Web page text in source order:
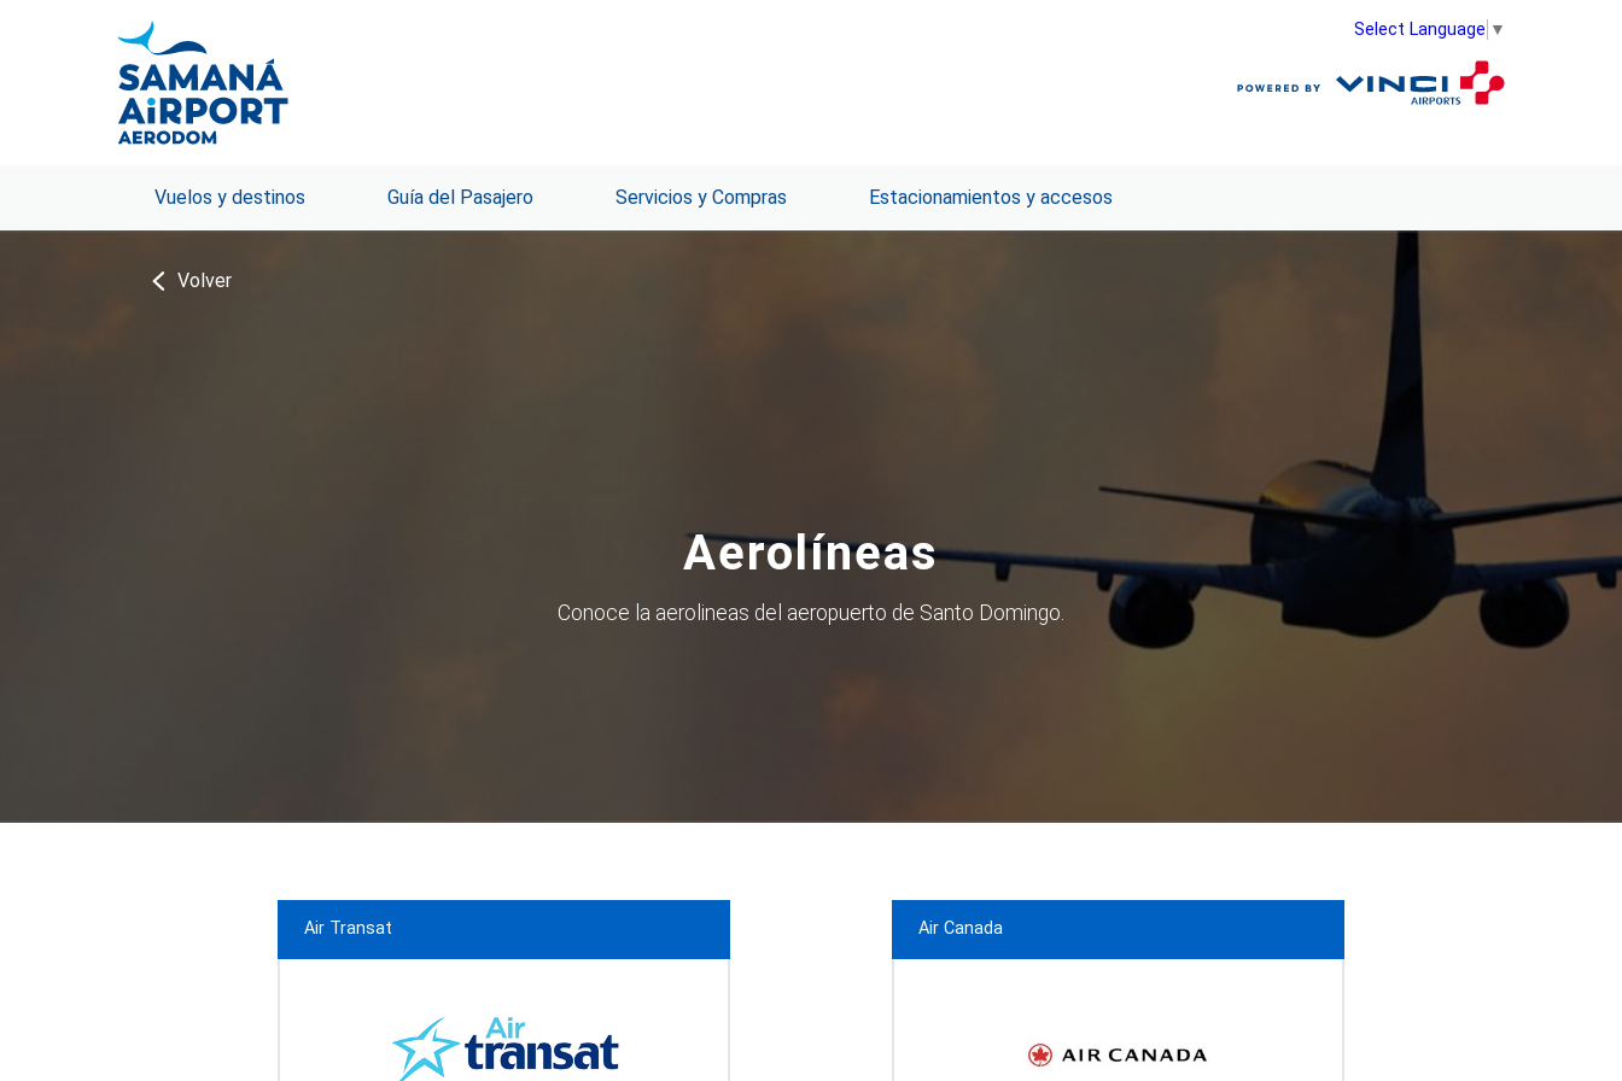
Select Language ▼
Vuelos y destinos Guía del Pasajero Servicios y Compras Estacionamientos y accesos
Volver
Aerolíneas
Conoce la aerolineas del aeropuerto de Santo Domingo.
Air Transat Air Canada